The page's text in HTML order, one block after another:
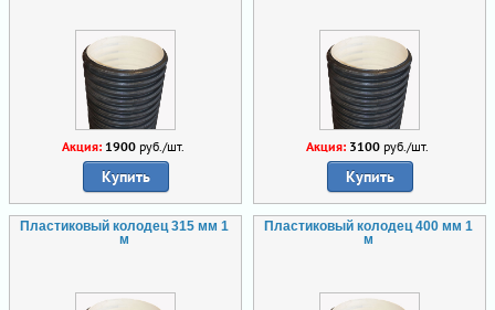
Акция: 1900руб./шт.
Купить
Акция: 3100руб./шт.
Купить
Пластиковый колодец 315 мм 1
м
Пластиковый колодец 400 мм 1
м